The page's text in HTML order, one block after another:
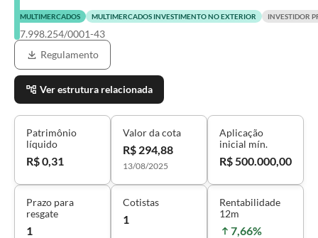
MULTIMERCADOS MULTIMERCADOS INVESTIMENTO NO EXTERIOR INVESTIDOR
17.998.254/0001-43
Regulamento
Ver estrutura relacionada
Patrimônio
líquido
R$ 0,31
Valor da cota
R$ 294,88
13/08/2025
Aplicação
inicial mín.
R$ 500.000,00
Prazo para
resgate
1
Cotistas
1
Rentabilidade
12m
7,66%